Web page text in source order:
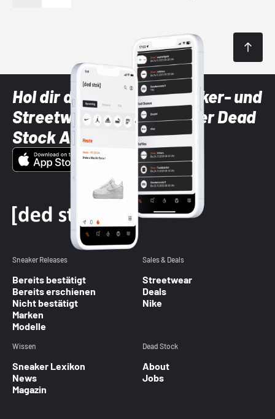
Hol dir die neuesten Sneaker- und
Streetwear-Brands mit der Dead
Stock App
Sneaker Releases
Bereits bestätigt
Bereits erschienen
Nicht bestätigt
Marken
Modelle
Sales & Deals
Streetwear
Deals
Nike
Wissen
Sneaker Lexikon
News
Magazin
Dead Stock
About
Jobs